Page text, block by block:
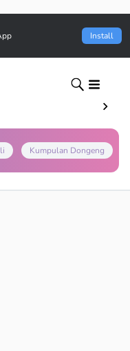
Install
Kumpulan Dongeng